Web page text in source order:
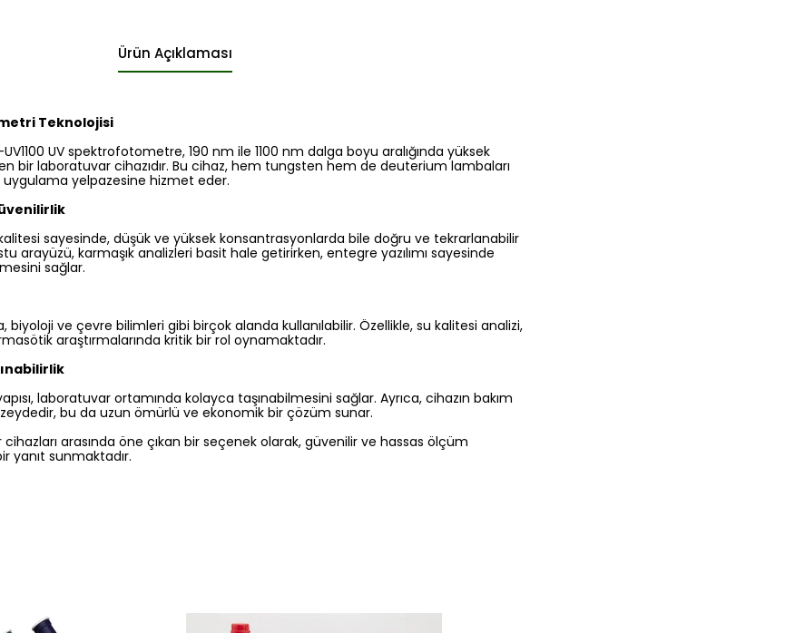
Ürün Açıklaması
Teknolojisi
UV spektrofotometre, 190 nm ile 1100 nm dalga boyu aralığında yüksek
bir laboratuvar cihazıdır. Bu cihaz, hem tungsten hem de deuterium lambaları
uygulama yelpazesine hizmet eder.
sayesinde, düşük ve yüksek konsantrasyonlarda bile doğru ve tekrarlanabilir
arayüzü, karmaşık analizleri basit hale getirirken, entegre yazılımı sayesinde
sağlar.
ve çevre bilimleri gibi birçok alanda kullanılabilir. Özellikle, su kalitesi analizi,
araştırmalarında kritik bir rol oynamaktadır.
laboratuvar ortamında kolayca taşınabilmesini sağlar. Ayrıca, cihazın bakım
bu da uzun ömürlü ve ekonomik bir çözüm sunar.
cihazları arasında öne çıkan bir seçenek olarak, güvenilir ve hassas ölçüm
yanıt sunmaktadır.